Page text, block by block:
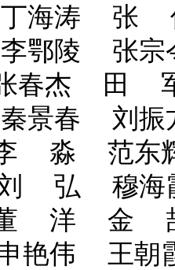
海涛  张
鄂陵  张
田  军
景春  刘振
范东辉
弘  穆海
金  喆
艳伟  王朝